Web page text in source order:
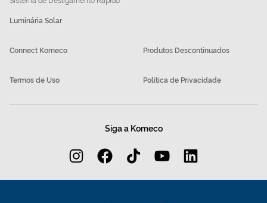
Luminária Solar
Connect Komeco Produtos Descontinuados
Termos de Uso Política de Privacidade
Siga a Komeco